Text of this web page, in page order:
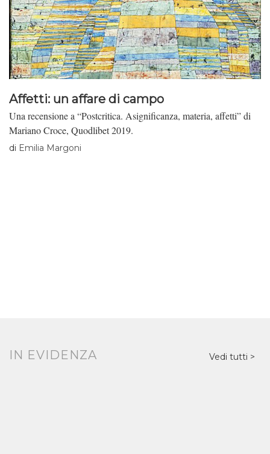
Affetti: un affare di campo
Una recensione a “Postcritica. Asignificanza, materia, affetti” di
Mariano Croce, Quodlibet 2019.
di Emilia Margoni
IN EVIDENZA Vedi tutti